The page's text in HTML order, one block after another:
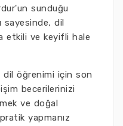
sunduğu
sayesinde, dil
etkili ve keyifli hale
dil öğrenimi için son
becerilerinizi
ve doğal
yapmanız